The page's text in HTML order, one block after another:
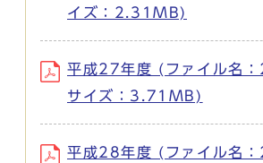
イズ：2.31MB)
平成27年度 (ファイル名
サイズ：3.71MB)
平成28年度 (ファイル名